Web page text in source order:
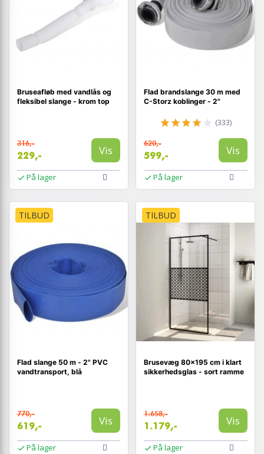
Bruseafløb med vandlås og
fleksibel slange - krom top
316,-
229,- Vis
På lager
Flad brandslange 30 m med
C-Storz koblinger - 2"
(333)
620,-
599,- Vis
På lager
TILBUD
Flad slange 50 m - 2" PVC
vandtransport, blå
770,-
619,- Vis
På lager
TILBUD
Brusevæg 80×195 cm i klart
sikkerhedsglas - sort ramme
1.658,-
1.179,- Vis
På lager